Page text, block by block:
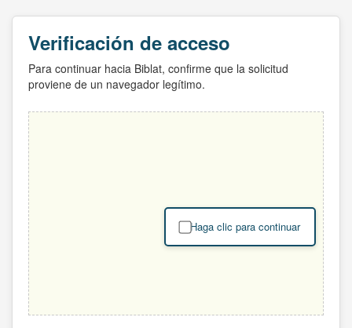
Verificación de acceso
Para continuar hacia Biblat, confirme que la solicitud
proviene de un navegador legítimo.
Haga clic para continuar